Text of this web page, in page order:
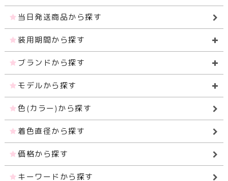
当日発送商品から探す
装用期間から探す
ブランドから探す
モデルから探す
色(カラー)から探す
着色直径から探す
価格から探す
キーワードから探す